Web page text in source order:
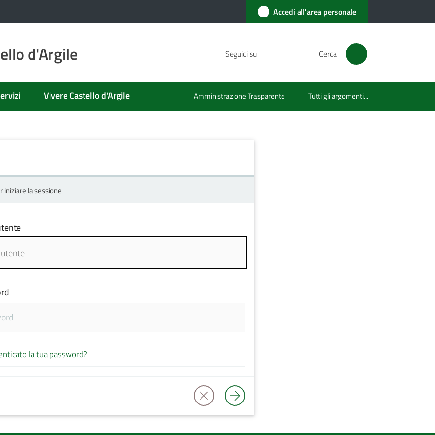
Accedi all'area personale
d'Argile Seguici su Cerca
Vivere Castello d'Argile Amministrazione Trasparente Tutti gli argomenti...
iniziare la sessione
la tua password?